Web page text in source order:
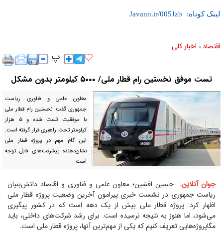
لینک کوتاه:
اقتصاد » اخبار کلی
تست موفق نخستین رام قطار ملی/ ۵۰۰۰ کیلومتر بدون مشکل
معاون علمی و فناوری ریاست
جمهوری گفت: نخستین رام قطار ملی
با موفقیت تست شده و ۵ هزار
کیلومتر تحت راهبری قرار گرفته است.
این گام مهم در پروژه قطار ملی
نشان‌دهنده پیشرفت‌های قابل توجه
است.
جوان آنلاین: حسین افشین؛ معاون علمی و فناوری و اقتصاد دانش‌بنیان
ریاست جمهوری در نشست خبری پیرامون آخرین وضعیت پروژه قطار ملی
اظهار کرد: پروژه قطار ملی بیش از یک دهه است که در کشور پیگیری
می‌شود، اما هنوز به نتیجه نرسیده است. برای رشد شرکت‌های داخلی، باید
مگاپروژه‌هایی تعریف کنیم که یکی از مهم‌ترین آنها، پروژه قطار ملی است.